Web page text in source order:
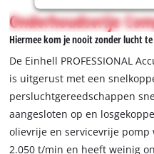
permitted
to
to
trackers
that
are
not
Onderhoudsvrije
Hiermee kom je nooit zonder lucht
De Einhell PROFESSIONAL
is uitgerust met een
persluchtgereedschappen
aangesloten op en
olievrije en servicevrije
2.050 t/min en heeft weinig